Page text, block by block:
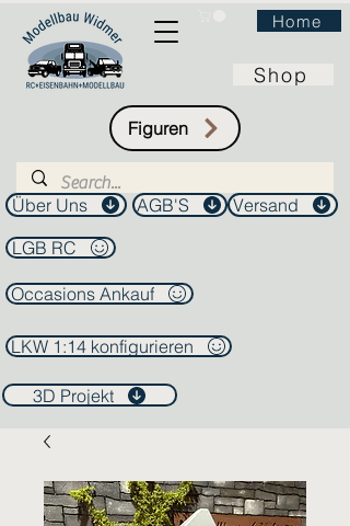
Home
Shop
Figuren
Über Uns AGB'S
Versand
LGB RC
Occasions Ankauf
LKW 1:14 konfigurieren
3D Projekt